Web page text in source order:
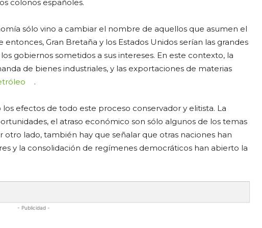
colonos españoles.
sólo vino a cambiar el nombre de aquellos que asumen el
Gran Bretaña y los Estados Unidos serían las grandes
gobiernos sometidos a sus intereses. En este contexto, la
de bienes industriales, y las exportaciones de materias
.
efectos de todo este proceso conservador y elitista. La
el atraso económico son sólo algunos de los temas
lado, también hay que señalar que otras naciones han
y la consolidación de regímenes democráticos han abierto la
- Publicidad -